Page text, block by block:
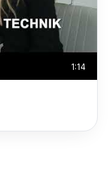
1:14